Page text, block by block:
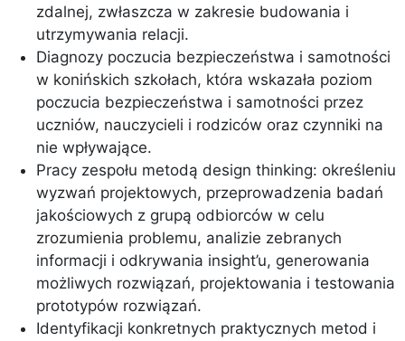
zdalnej, zwłaszcza w zakresie budowania i
utrzymywania relacji.
Diagnozy poczucia bezpieczeństwa i samotności
w konińskich szkołach, która wskazała poziom
poczucia bezpieczeństwa i samotności przez
uczniów, nauczycieli i rodziców oraz czynniki na
nie wpływające.
Pracy zespołu metodą design thinking: określeniu
wyzwań projektowych, przeprowadzenia badań
jakościowych z grupą odbiorców w celu
zrozumienia problemu, analizie zebranych
informacji i odkrywania insight’u, generowania
możliwych rozwiązań, projektowania i testowania
prototypów rozwiązań.
Identyfikacji konkretnych praktycznych metod i